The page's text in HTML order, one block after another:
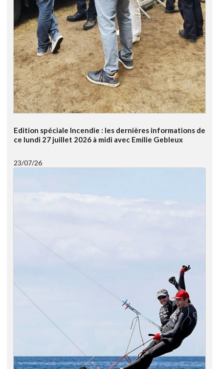
Edition spéciale Incendie : les dernières informations de
ce lundi 27 juillet 2026 à midi avec Emilie Gebleux
23/07/26